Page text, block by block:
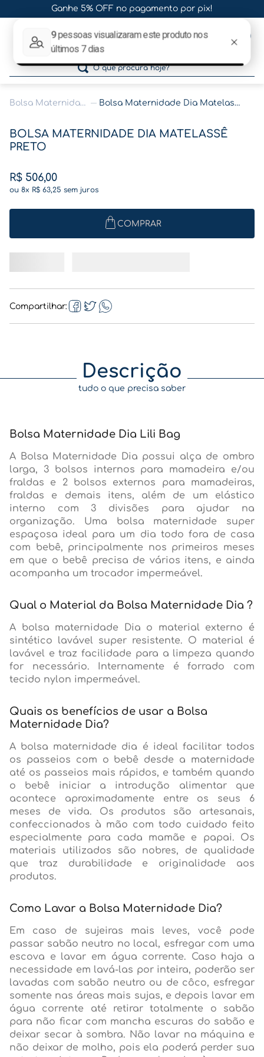
Ganhe 5% OFF no pagamento por pix!
O que procura hoje?
1º gestante
folha memórias barriga
Bolsa Maternidade Bolsa Maternidade Dia Matelassê Preto
BOLSA MATERNIDADE DIA MATELASSÊ
PRETO
R$ 506,00
ou 8x R$ 63,25 sem juros
COMPRAR
Compartilhar
Descrição
tudo o que precisa saber
Bolsa Maternidade Dia Lili Bag
A Bolsa Maternidade Dia possui alça de ombro
larga, 3 bolsos internos para mamadeira e/ou
fraldas e 2 bolsos externos para mamadeiras,
fraldas e demais itens, além de um elástico
interno com 3 divisões para ajudar na
organização. Uma bolsa maternidade super
espaçosa ideal para um dia todo fora de casa
com bebê, principalmente nos primeiros meses
em que o bebê precisa de vários itens, e ainda
acompanha um trocador impermeável.
Qual o Material da Bolsa Maternidade Dia ?
A bolsa maternidade Dia o material externo é
sintético lavável super resistente. O material é
lavável e traz facilidade para a limpeza quando
for necessário. Internamente é forrado com
tecido nylon impermeável.
Quais os benefícios de usar a Bolsa
Maternidade Dia?
A bolsa maternidade dia é ideal facilitar todos
os passeios com o bebê desde a maternidade
até os passeios mais rápidos, e também quando
o bebê iniciar a introdução alimentar que
acontece aproximadamente entre os seus 6
meses de vida. Os produtos são artesanais,
confeccionados à mão com todo cuidado feito
especialmente para cada mamãe e papai. Os
materiais utilizados são nobres, de qualidade
que traz durabilidade e originalidade aos
produtos.
Como Lavar a Bolsa Maternidade Dia?
Em caso de sujeiras mais leves, você pode
passar sabão neutro no local, esfregar com uma
escova e lavar em água corrente. Caso haja a
necessidade em lavá-las por inteira, poderão ser
lavadas com sabão neutro ou de côco, esfregar
somente nas áreas mais sujas, e depois lavar em
água corrente até retirar totalmente o sabão
para não ficar com mancha escuras do sabão e
deixar secar à sombra. Não lavar na máquina e
não deixar de molho, pois ela poderá perder sua